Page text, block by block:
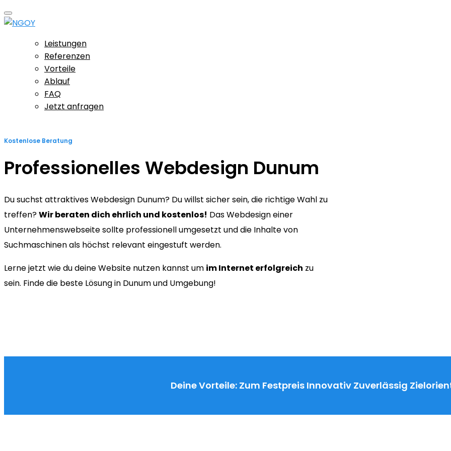
Leistungen
Referenzen
Vorteile
Ablauf
FAQ
Jetzt anfragen
Kostenlose Beratung
Professionelles Webdesign Dunum
Du suchst attraktives Webdesign Dunum? Du willst sicher sein, die richtige Wahl zu
treffen?Wir beraten dich ehrlich und kostenlos! Das Webdesign einer
Unternehmenswebseite sollte professionell umgesetzt und die Inhalte von
Suchmaschinen als höchst relevant eingestuft werden.
Lerne jetzt wie du deine Website nutzen kannst um im Internet erfolgreich zu
sein. Finde die beste Lösung in Dunum und Umgebung!
Deine Vorteile: Zum Festpreis Innovativ Zuverlässig